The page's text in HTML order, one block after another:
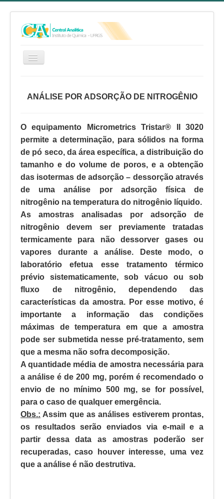
SERVIÇOS
RELATÓRIO ANUAL
REGIMENTO INTERNO
FAQ
CA NO YOUTUBE
FALE CONOSCO
ANÁLISE POR ADSORÇÃO DE NITROGÊNIO
O equipamento Micrometrics Tristar® II 3020
permite a determinação, para sólidos na forma
de pó seco, da área específica, a distribuição do
tamanho e do volume de poros, e a obtenção
das isotermas de adsorção – dessorção através
de uma análise por adsorção física de
nitrogênio na temperatura do nitrogênio líquido.
As amostras analisadas por adsorção de
nitrogênio devem ser previamente tratadas
termicamente para não dessorver gases ou
vapores durante a análise. Deste modo, o
laboratório efetua esse tratamento térmico
prévio sistematicamente, sob vácuo ou sob
fluxo de nitrogênio, dependendo das
características da amostra. Por esse motivo, é
importante a informação das condições
máximas de temperatura em que a amostra
pode ser submetida nesse pré-tratamento, sem
que a mesma não sofra decomposição.
A quantidade média de amostra necessária para
a análise é de 200 mg, porém é recomendado o
envio de no mínimo 500 mg, se for possível,
para o caso de qualquer emergência.
Obs.: Assim que as análises estiverem prontas,
os resultados serão enviados via e-mail e a
partir dessa data as amostras poderão ser
recuperadas, caso houver interesse, uma vez
que a análise é não destrutiva.